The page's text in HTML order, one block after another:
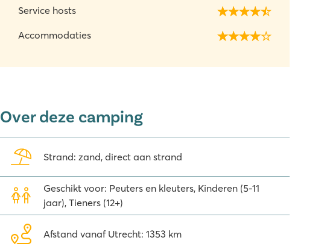
Service hosts
Accommodaties
Over deze camping
Strand: zand, direct aan strand
Geschikt voor: Peuters en kleuters, Kinderen (5-11
jaar), Tieners (12+)
Afstand vanaf Utrecht: 1353 km